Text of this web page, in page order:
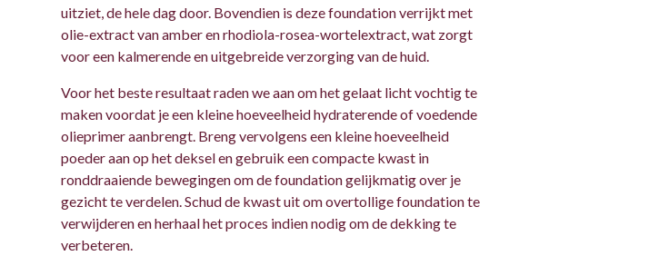
uitziet, de hele dag door. Bovendien is deze foundation verrijkt met
olie-extract van amber en rhodiola-rosea-wortelextract, wat zorgt
voor een kalmerende en uitgebreide verzorging van de huid.
Voor het beste resultaat raden we aan om het gelaat licht vochtig te
maken voordat je een kleine hoeveelheid hydraterende of voedende
olieprimer aanbrengt. Breng vervolgens een kleine hoeveelheid
poeder aan op het deksel en gebruik een compacte kwast in
ronddraaiende bewegingen om de foundation gelijkmatig over je
gezicht te verdelen. Schud de kwast uit om overtollige foundation te
verwijderen en herhaal het proces indien nodig om de dekking te
verbeteren.